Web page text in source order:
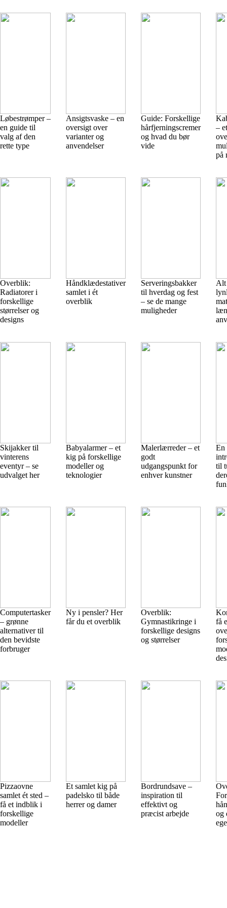
Løbestrømper –
en guide til
valg af den
rette type
Ansigtsvaske – en
oversigt over
varianter og
anvendelser
Guide: Forskellige
hårfjerningscremer
og hvad du bør
vide
–
på
Overblik:
Radiatorer i
forskellige
størrelser og
designs
Håndklædestativer
samlet i ét
overblik
Serveringsbakker
til hverdag og fest
– se de mange
muligheder
Alt
Skijakker til
vinterens
eventyr – se
udvalget her
Babyalarmer – et
kig på forskellige
modeller og
teknologier
Malerlærreder – et
godt
udgangspunkt for
enhver kunstner
En
til
Computertasker
– grønne
alternativer til
den bevidste
forbruger
Ny i pensler? Her
får du et overblik
Overblik:
Gymnastikringe i
forskellige designs
og størrelser
få
Pizzaovne
samlet ét sted –
få et indblik i
forskellige
modeller
Et samlet kig på
padelsko til både
herrer og damer
Bordrundsave –
inspiration til
effektivt og
præcist arbejde
og